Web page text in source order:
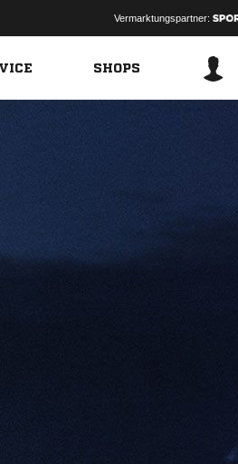
Vermarktungspartner:
SHOPS